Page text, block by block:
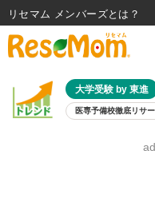
大学受験 by 東進
医専予備校徹底リサ
8月開
リセマム メンバーズ